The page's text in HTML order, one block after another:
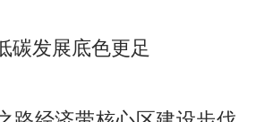
发展底色更足